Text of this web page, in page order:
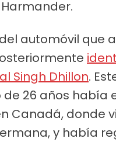
Harmander.
automóvil que
Singh Dhillon.
de 26 años había
Canadá, donde
y había